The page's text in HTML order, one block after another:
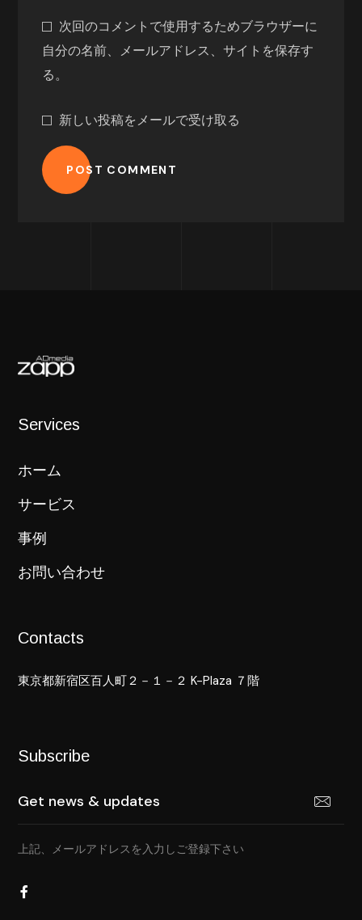
次回のコメントで使用するためブラウザーに
自分の名前、メールアドレス、サイトを保存す
る。
新しい投稿をメールで受け取る
POST COMMENT
Services
ホーム
サービス
事例
お問い合わせ
Contacts
東京都新宿区百人町２－１－２ K-Plaza ７階
Subscribe
上記、メールアドレスを入力しご登録下さい